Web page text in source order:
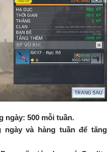
ngày: 500 mỗi tuần.
ngày và hàng tuần để tăng